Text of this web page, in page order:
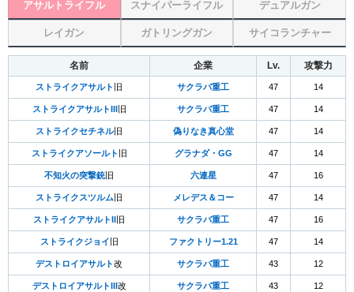
アサルトライフル スナイパーライフル デュアルガン
レイガン ガトリングガン サイコランチャー
名前 企業 Lv. 攻撃力
ストライクアサルト 旧 サクラバ重工 47 14
ストライクアサルトIII 旧 サクラバ重工 47 14
ストライクセチネル旧 偽りなき真心堂 47 14
ストライクアソールト 旧 グラナダ・GG 47 14
不知火の突撃銃 旧 六連星 47 16
ストライクスツルム 旧 メレデス＆コー 47 14
ストライクアサルトII 旧 サクラバ重工 47 16
ストライクジョイ 旧 ファクトリー1.21 47 14
デストロイアサルト改 サクラバ重工 43 12
デストロイアサルトIII 改 サクラバ重工 43 12